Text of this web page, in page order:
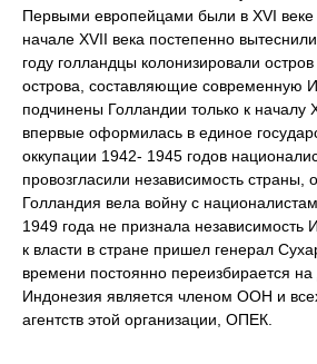
Первыми европейцами были в XVI веке
начале XVII века постепенно
году голландцы колонизировали
острова, составляющие современную
подчинены Голландии только к началу
впервые оформилась в единое
оккупации 1942- 1945 годов
провозгласили независимость страны,
Голландия вела войну с
1949 года не признала независимость
к власти в стране пришел генерал
времени постоянно переизбирается на
Индонезия является членом ООН и
агентств этой организации, ОПЕК.